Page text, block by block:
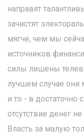
направят
зачистят
мягче, чем мы
источников
силы лишены
лучшем случае они
и то - в достаточно
отсутствие денег
Власть за малую